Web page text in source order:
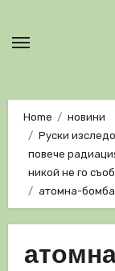
Home
новини
Руски
повече
никой не го
атомна-